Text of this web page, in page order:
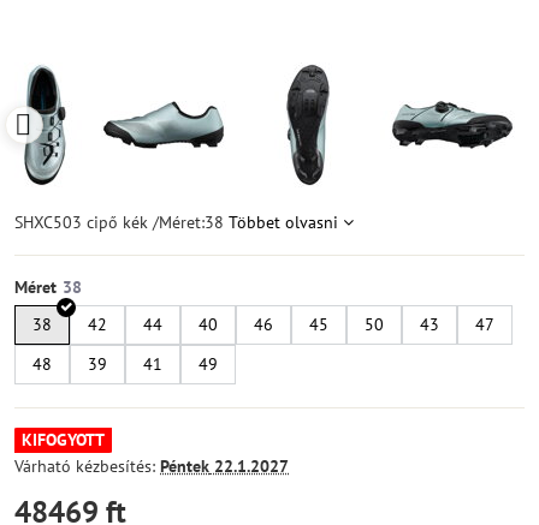
SHXC503 cipő kék /Méret:38 Többet olvasni
Méret
38
42 44 40 46 45 50 43
47
48
39 41 49
KIFOGYOTT
Várható kézbesítés: Péntek 22.1.2027
48469 ft